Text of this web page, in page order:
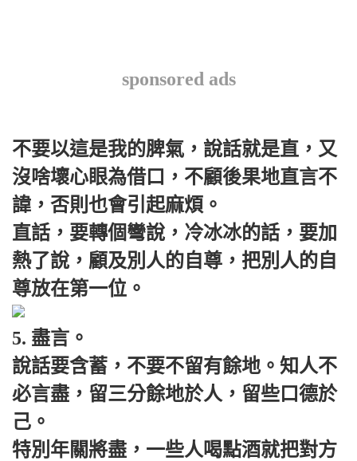
sponsored ads
不要以這是我的脾氣，說話就是直，又
沒啥壞心眼為借口，不顧後果地直言不
諱，否則也會引起麻煩。
直話，要轉個彎說，冷冰冰的話，要加
熱了說，顧及別人的自尊，把別人的自
尊放在第一位。
5. 盡言。
說話要含蓄，不要不留有餘地。知人不
必言盡，留三分餘地於人，留些口德於
己。
特別年關將盡，一些人喝點酒就把對方